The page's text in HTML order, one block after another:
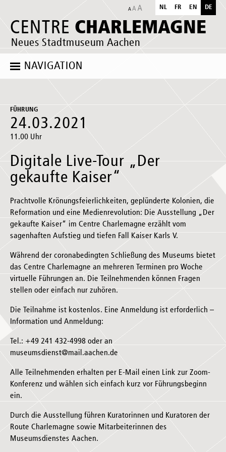
CENTRE CHARLEMAGNE
Neues Stadtmuseum Aachen
NL FR EN DE
NAVIGATION
FÜHRUNG
24.03.2021
11.00 Uhr
Digitale Live-Tour „Der
gekaufte Kaiser“
Prachtvolle Krönungsfeierlichkeiten, geplünderte Kolonien, die
Reformation und eine Medienrevolution: Die Ausstellung „Der
gekaufte Kaiser“ im Centre Charlemagne erzählt vom
sagenhaften Aufstieg und tiefen Fall Kaiser Karls V.
Während der coronabedingten Schließung des Museums bietet
das Centre Charlemagne an mehreren Terminen pro Woche
virtuelle Führungen an. Die Teilnehmenden können Fragen
stellen oder einfach nur zuhören.
Die Teilnahme ist kostenlos. Eine Anmeldung ist erforderlich –
Information und Anmeldung:
Tel.: +49 241 432-4998 oder an
museumsdienst@mail.aachen.de
Alle Teilnehmenden erhalten per E-Mail einen Link zur Zoom-
Konferenz und wählen sich einfach kurz vor Führungsbeginn
ein.
Durch die Ausstellung führen Kuratorinnen und Kuratoren der
Route Charlemagne sowie Mitarbeiterinnen des
Museumsdienstes Aachen.